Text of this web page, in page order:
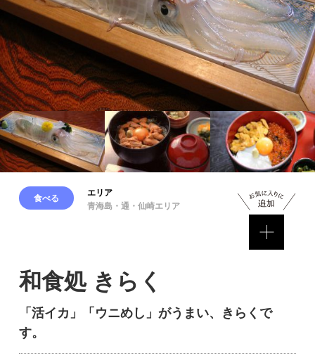
食べる
エリア
青海島・通・仙崎エリア
和食処 きらく
「活イカ」「ウニめし」がうまい、きらくで
す。